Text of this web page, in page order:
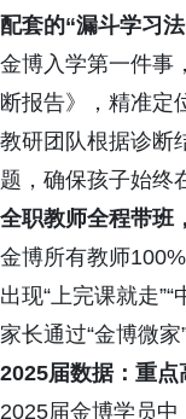
配套的“漏斗学习
金博入学第一件事
断报告》，精准定
教研团队根据诊断
题，确保孩子始终
全职教师全程带班
金博所有教师
出现“上完课就走”“
家长通过“金博微
2025届数据：重
2025届金博学员